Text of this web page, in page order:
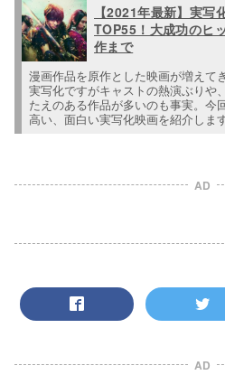
【2021年最新】実写
TOP55！大成功のヒ
作まで
漫画作品を原作とした映画が増えて
実写化ですがキャストの熱演ぶりや
たえのある作品が多いのも事実。今
高い、面白い実写化映画を紹介します
AD
AD